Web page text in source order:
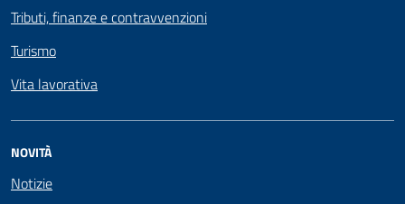
Tributi, finanze e contravvenzioni
Turismo
Vita lavorativa
NOVITÀ
Notizie